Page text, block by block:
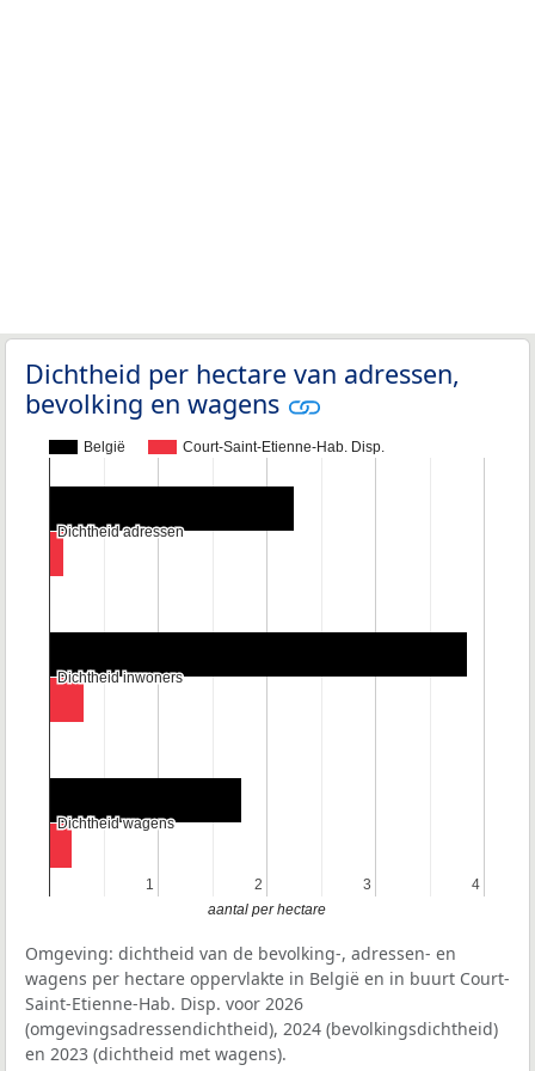
Dichtheid per hectare van adressen,
bevolking en wagens
België Court-Saint-Etienne-Hab. Disp.
1
1 2
2 3
3 4
4
Dichtheid adressen
Dichtheid adressen
Dichtheid inwoners
Dichtheid inwoners
Dichtheid wagens
Dichtheid wagens
aantal per hectare
Omgeving: dichtheid van de bevolking-, adressen- en
wagens per hectare oppervlakte in België en in buurt Court-
Saint-Etienne-Hab. Disp. voor 2026
(omgevingsadressendichtheid), 2024 (bevolkingsdichtheid)
en 2023 (dichtheid met wagens).